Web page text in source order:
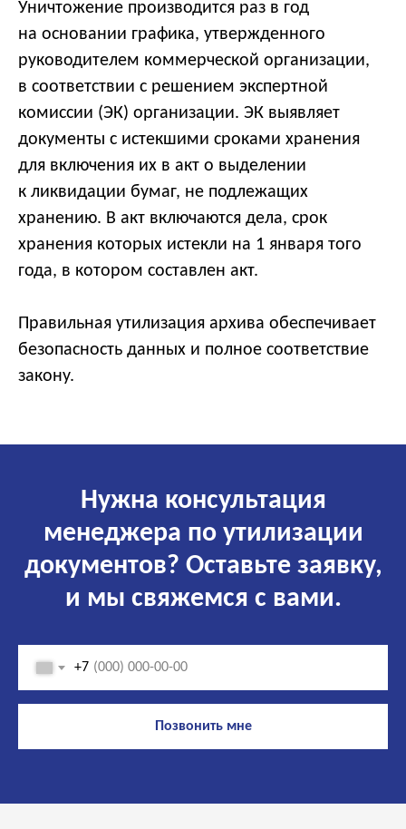
Уничтожение производится раз в год
на основании графика, утвержденного
руководителем коммерческой организации,
в соответствии с решением экспертной
комиссии (ЭК) организации. ЭК выявляет
документы с истекшими сроками хранения
для включения их в акт о выделении
к ликвидации бумаг, не подлежащих
хранению. В акт включаются дела, срок
хранения которых истекли на 1 января того
года, в котором составлен акт.
Правильная утилизация архива обеспечивает
безопасность данных и полное соответствие
закону.
Нужна консультация
менеджера по утилизации
документов? Оставьте заявку,
и мы свяжемся с вами.
+7
Позвонить мне